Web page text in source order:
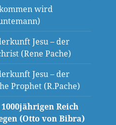
wird
Jesu – der
(Rene Pache)
Jesu – der
Prophet (R.Pache)
1000jährigen Reich
(Otto von Bibra)